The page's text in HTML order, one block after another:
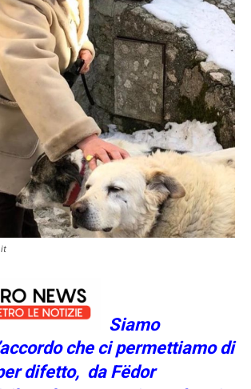
Siamo
che ci permettiamo di
difetto, da Fëdor